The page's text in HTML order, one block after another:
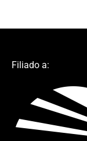
Filiado a: